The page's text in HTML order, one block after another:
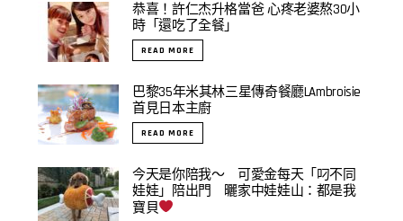
恭喜！許仁杰升格當爸 心疼老婆熬30小
時「還吃了全餐」
READ MORE
巴黎35年米其林三星傳奇餐廳LAmbroisie
首見日本主廚
READ MORE
今天是你陪我～ 可愛金每天「叼不同
娃娃」陪出門 曬家中娃娃山：都是我
寶貝